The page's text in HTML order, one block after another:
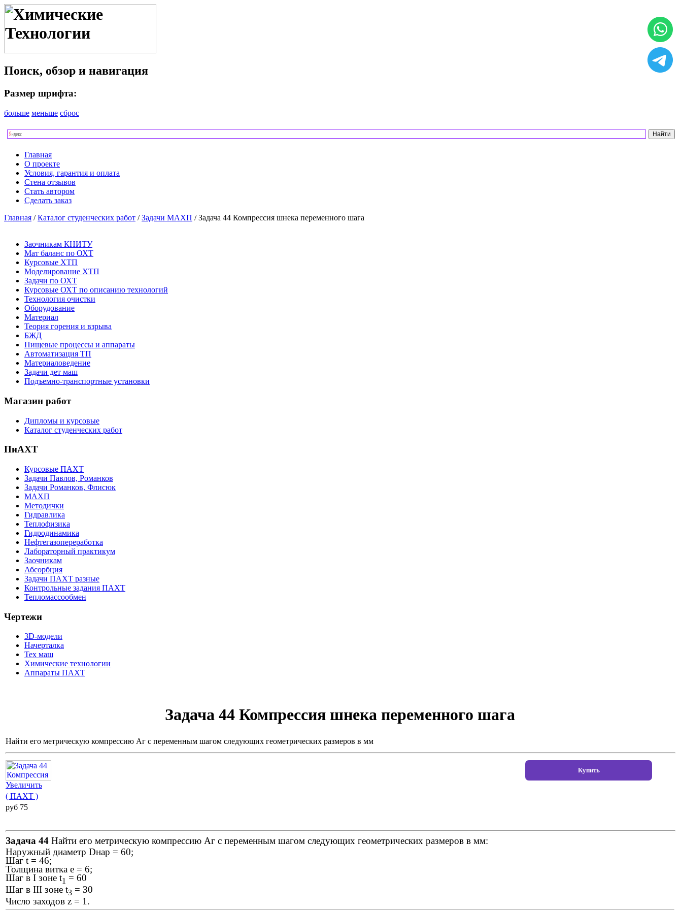
Поиск, обзор и навигация
Размер шрифта:
больше меньше сброс
Главная
О проекте
Условия, гарантия и оплата
Стена отзывов
Стать автором
Сделать заказ
Главная /Каталог студенческих работ /Задачи МАХП / Задача 44 Компрессия шнека переменного шага
Заочникам КНИТУ
Мат баланс по ОХТ
Курсовые ХТП
Моделирование ХТП
Задачи по ОХТ
Курсовые ОХТ по описанию технологий
Технология очистки
Оборудование
Материал
Теория горения и взрыва
БЖД
Пищевые процессы и аппараты
Автоматизация ТП
Материаловедение
Задачи дет маш
Подъемно-транспортные установки
Магазин работ
Дипломы и курсовые
Каталог студенческих работ
ПиАХТ
Курсовые ПАХТ
Задачи Павлов, Романков
Задачи Романков, Флисюк
МАХП
Методички
Гидравлика
Теплофизика
Гидродинамика
Нефтегазопереработка
Лабораторный практикум
Заочникам
Абсорбция
Задачи ПАХТ разные
Контрольные задания ПАХТ
Тепломассообмен
Чертежи
3D-модели
Начерталка
Тех маш
Химические технологии
Аппараты ПАХТ
Задача 44 Компрессия шнека переменного шага
Найти его метрическую компрессию Аг с переменным шагом следующих геометрических размеров в мм
Увеличить
( ПАХТ )
pуб 75
Задача 44 Найти его метрическую компрессию Аг с переменным шагом следующих геометрических размеров в мм:
Наружный диаметр Dнар = 60;
Шаг t = 46;
Толщина витка е = 6;
Шаг в I зоне t1 = 60
Шаг в III зоне t3 = 30
Число заходов z = 1.